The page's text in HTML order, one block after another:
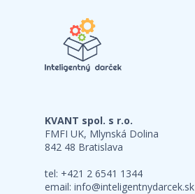
KVANT spol. s r.o.
FMFI UK, Mlynská Dolina
842 48 Bratislava
tel: +421 2 6541 1344
email: info@inteligentnydarcek.sk